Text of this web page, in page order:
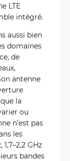
LTE
intégré.
aussi bien
domaines
de
antenne
la
ou
n’est pas
les
GHz
bandes